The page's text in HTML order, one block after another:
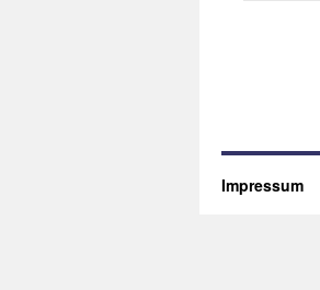
Impressum